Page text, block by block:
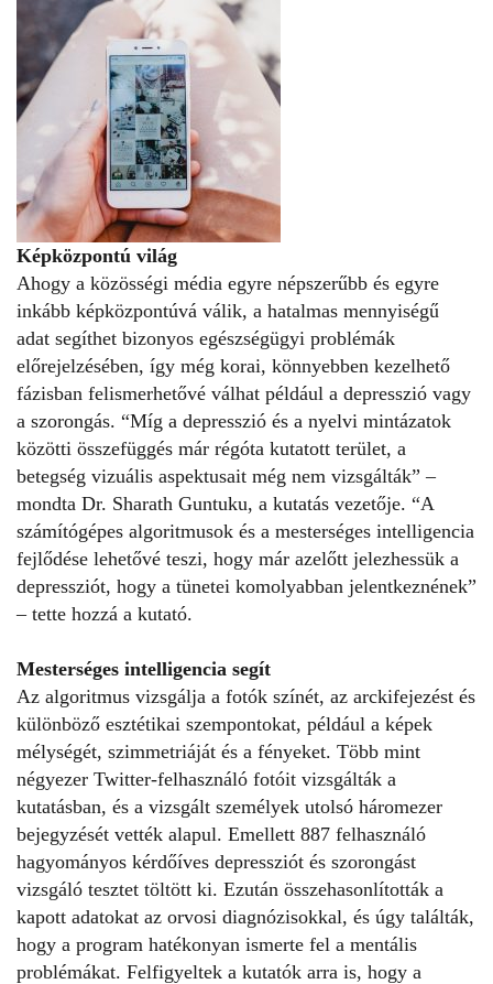
Képközpontú világ
Ahogy a közösségi média egyre népszerűbb és egyre
inkább képközpontúvá válik, a hatalmas mennyiségű
adat segíthet bizonyos egészségügyi problémák
előrejelzésében, így még korai, könnyebben kezelhető
fázisban felismerhetővé válhat például a depresszió vagy
a szorongás. “Míg a depresszió és a nyelvi mintázatok
közötti összefüggés már régóta kutatott terület, a
betegség vizuális aspektusait még nem vizsgálták” –
mondta Dr. Sharath Guntuku, a kutatás vezetője. “A
számítógépes algoritmusok és a mesterséges intelligencia
fejlődése lehetővé teszi, hogy már azelőtt jelezhessük a
depressziót, hogy a tünetei komolyabban jelentkeznének”
– tette hozzá a kutató.
Mesterséges intelligencia segít
Az algoritmus vizsgálja a fotók színét, az arckifejezést és
különböző esztétikai szempontokat, például a képek
mélységét, szimmetriáját és a fényeket. Több mint
négyezer Twitter-felhasználó fotóit vizsgálták a
kutatásban, és a vizsgált személyek utolsó háromezer
bejegyzését vették alapul. Emellett 887 felhasználó
hagyományos kérdőíves depressziót és szorongást
vizsgáló tesztet töltött ki. Ezután összehasonlították a
kapott adatokat az orvosi diagnózisokkal, és úgy találták,
hogy a program hatékonyan ismerte fel a mentális
problémákat. Felfigyeltek a kutatók arra is, hogy a